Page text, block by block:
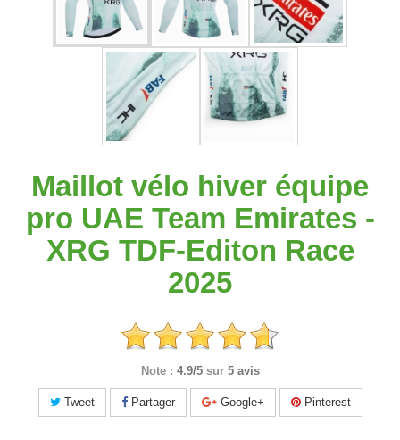
Maillot vélo hiver équipe
pro UAE Team Emirates -
XRG TDF-Editon Race
2025
Note : 4.9/5 sur 5 avis
Tweet Partager Google+ Pinterest